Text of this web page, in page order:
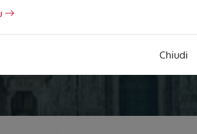
Cagnoni
Chiudi